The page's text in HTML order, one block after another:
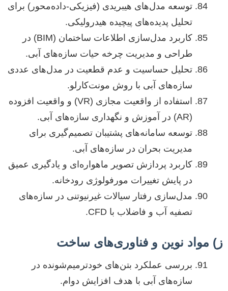
توسعه مدل‌های هیبریدی (فیزیکی-داده‌محور) برای
تحلیل پدیده‌های پیچیده هیدرولیکی.
کاربرد مدل‌سازی اطلاعات ساختمان (BIM) در
طراحی و مدیریت چرخه حیات سازه‌های آبی.
تحلیل حساسیت و عدم قطعیت در مدل‌های عددی
سازه‌های آبی با روش مونت‌کارلو.
استفاده از واقعیت مجازی (VR) و واقعیت افزوده
(AR) در آموزش و نگهداری سازه‌های آبی.
توسعه سامانه‌های پشتیبان تصمیم‌گیری برای
مدیریت بحران در سازه‌های آبی.
کاربرد پردازش تصویر ماهواره‌ای و یادگیری عمیق
در پایش تغییرات مورفولوژی رودخانه.
مدل‌سازی رفتار سیالات غیرنیوتنی در سازه‌های
تصفیه آب و فاضلاب با CFD.
ز) مواد نوین و فناوری‌های ساخت
بررسی عملکرد بتن‌های خودترمیم‌شونده در
سازه‌های آبی با هدف افزایش دوام.